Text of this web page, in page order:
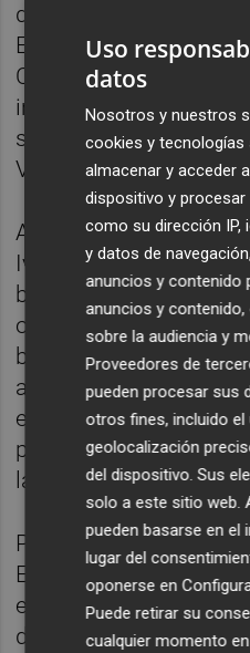
distintos países,
Exterior de IVACE,
Comisión Europea, y
internacionales, así
sucursales de
Valenciana en el
Además, en paralelo y
Ivace+i Internacional
becadas una
objetivo es
beneficiaria de la
actividad empresarial
entorno institucional
promoción exterior e
las empresas de la
Podrán ser aspirantes
Exterior 2025 las
en la Comunitat
de la Unión Europea y
Uso
datos
Nosotros y nuestros
cookies y tecnologías
almacenar y acceder
dispositivo y
como su dirección IP,
y datos de
anuncios y contenido
anuncios y
sobre la audiencia y
Proveedores de
pueden procesar sus
otros fines, incluido
geolocalización
del dispositivo. Sus
solo a este sitio web.
pueden basarse en el
lugar del
oponerse en
Puede retirar su
cualquier momento